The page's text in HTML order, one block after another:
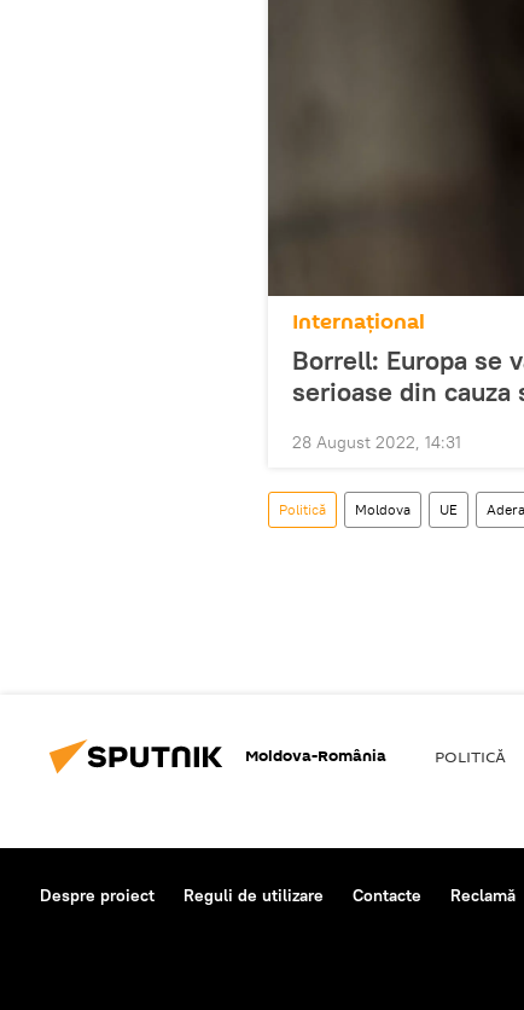
Internaţional
Borrell: Europa se
serioase din
28 August 2022, 14:31
Politică Moldova UE
Moldova-România POLITICĂ
Despre proiect Reguli de utilizare Contacte Reclamă